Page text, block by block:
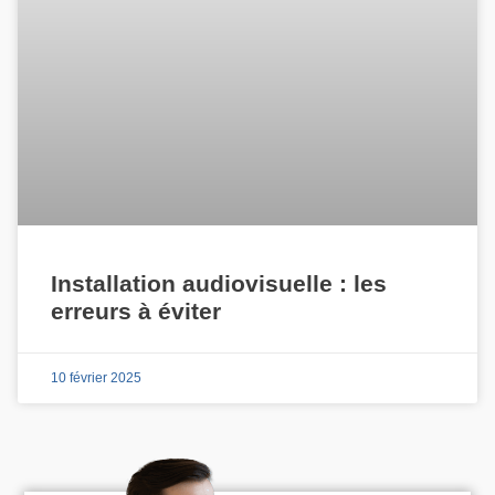
Installation audiovisuelle : les
erreurs à éviter
10 février 2025